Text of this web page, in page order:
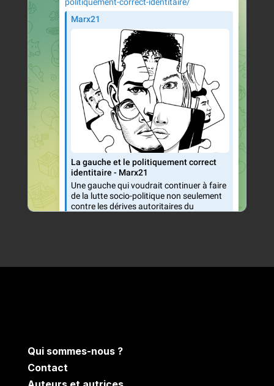
Qui sommes-nous ?
Contact